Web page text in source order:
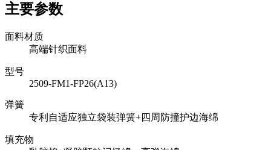
主要参数
面料材质
高端针织面料
型号
2509-FM1-FP26(A13)
弹簧
专利自适应独立袋装弹簧+四周防撞护边海绵
填充物